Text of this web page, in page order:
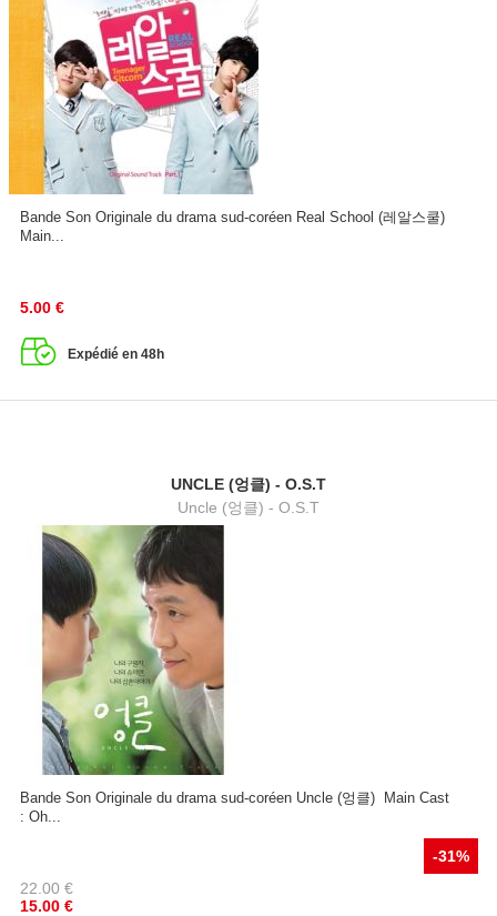
Bande Son Originale du drama sud-coréen Real School (레알스쿨)
Main...
5.00 €
Expédié en 48h
UNCLE (엉클) - O.S.T
Uncle (엉클) - O.S.T
Bande Son Originale du drama sud-coréen Uncle (엉클) Main Cast
: Oh...
-31%
22.00 €
15.00 €